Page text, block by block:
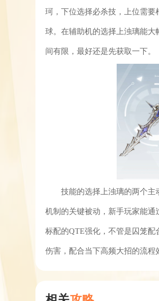
珂，下位选择必杀技，上位需
球。在辅助机的选择上浊璃能
间有限，最好还是先获取一下。
技能的选择上浊璃的两个主
机制的关键被动，新手玩家能通
标配的QTE强化，不管是囚笼
伤害，配合当下高频大招的流程